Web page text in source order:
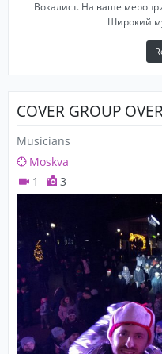
Вокалист. На ваше
Широкий
COVER GROUP
Musicians
Moskva
1
3